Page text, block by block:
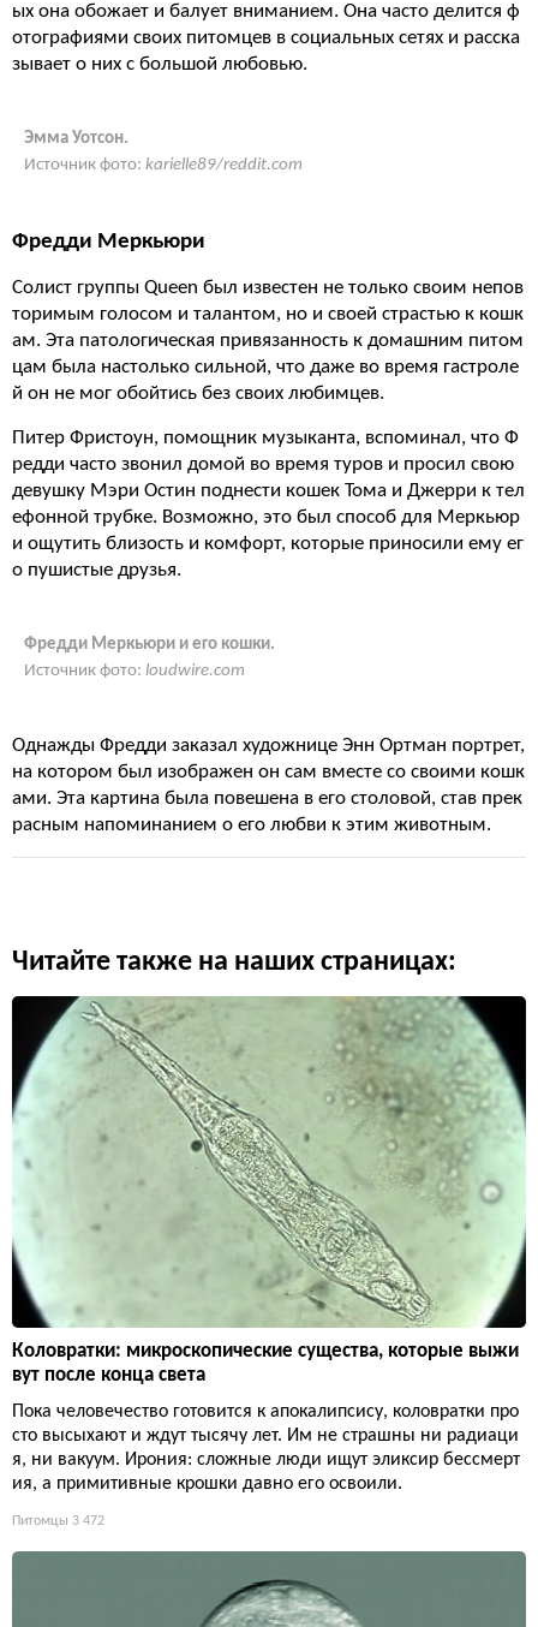
ых она обожает и балует вниманием. Она часто делится ф
отографиями своих питомцев в социальных сетях и расска
зывает о них с большой любовью.
Эмма Уотсон.
Источник фото: karielle89/reddit.com
Фредди Меркьюри
Солист группы Queen был известен не только своим непов
торимым голосом и талантом, но и своей страстью к кошк
ам. Эта патологическая привязанность к домашним питом
цам была настолько сильной, что даже во время гастроле
й он не мог обойтись без своих любимцев.
Питер Фристоун, помощник музыканта, вспоминал, что Ф
редди часто звонил домой во время туров и просил свою
девушку Мэри Остин поднести кошек Тома и Джерри к тел
ефонной трубке. Возможно, это был способ для Меркьюр
и ощутить близость и комфорт, которые приносили ему ег
о пушистые друзья.
Фредди Меркьюри и его кошки.
Источник фото: loudwire.com
Однажды Фредди заказал художнице Энн Ортман портрет,
на котором был изображен он сам вместе со своими кошк
ами. Эта картина была повешена в его столовой, став прек
расным напоминанием о его любви к этим животным.
Читайте также на наших страницах:
Коловратки: микроскопические существа, которые выжи
вут после конца света
Пока человечество готовится к апокалипсису, коловратки про
сто высыхают и ждут тысячу лет. Им не страшны ни радиаци
я, ни вакуум. Ирония: сложные люди ищут эликсир бессмерт
ия, а примитивные крошки давно его освоили.
Питомцы 3 472